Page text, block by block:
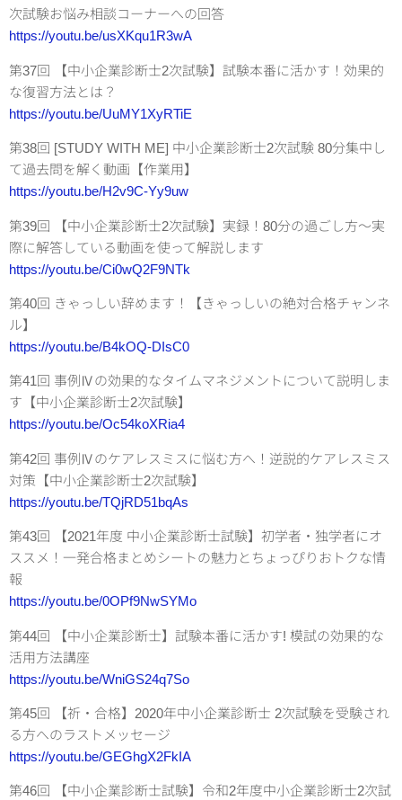
次試験お悩み相談コーナーへの回答
https://youtu.be/usXKqu1R3wA
第37回 【中小企業診断士2次試験】試験本番に活かす！効果的
な復習方法とは？
https://youtu.be/UuMY1XyRTiE
第38回 [STUDY WITH ME] 中小企業診断士2次試験 80分集中し
て過去問を解く動画【作業用】
https://youtu.be/H2v9C-Yy9uw
第39回 【中小企業診断士2次試験】実録！80分の過ごし方～実
際に解答している動画を使って解説します
https://youtu.be/Ci0wQ2F9NTk
第40回 きゃっしい辞めます！【きゃっしいの絶対合格チャンネ
ル】
https://youtu.be/B4kOQ-DIsC0
第41回 事例Ⅳの効果的なタイムマネジメントについて説明しま
す【中小企業診断士2次試験】
https://youtu.be/Oc54koXRia4
第42回 事例Ⅳのケアレスミスに悩む方へ！逆説的ケアレスミス
対策【中小企業診断士2次試験】
https://youtu.be/TQjRD51bqAs
第43回 【2021年度 中小企業診断士試験】初学者・独学者にオ
ススメ！一発合格まとめシートの魅力とちょっぴりおトクな情
報
https://youtu.be/0OPf9NwSYMo
第44回 【中小企業診断士】試験本番に活かす! 模試の効果的な
活用方法講座
https://youtu.be/WniGS24q7So
第45回 【祈・合格】2020年中小企業診断士 2次試験を受験され
る方へのラストメッセージ
https://youtu.be/GEGhgX2FkIA
第46回 【中小企業診断士試験】令和2年度中小企業診断士2次試